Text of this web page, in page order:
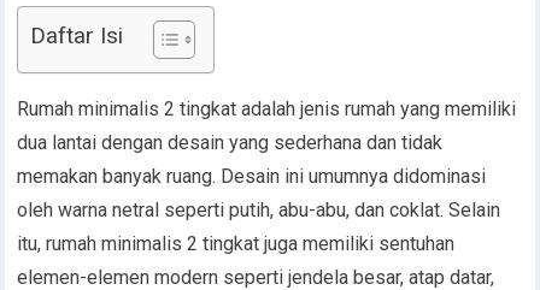
Daftar Isi
Rumah minimalis 2 tingkat adalah jenis rumah yang memiliki
dua lantai dengan desain yang sederhana dan tidak
memakan banyak ruang. Desain ini umumnya didominasi
oleh warna netral seperti putih, abu-abu, dan coklat. Selain
itu, rumah minimalis 2 tingkat juga memiliki sentuhan
elemen-elemen modern seperti jendela besar, atap datar,